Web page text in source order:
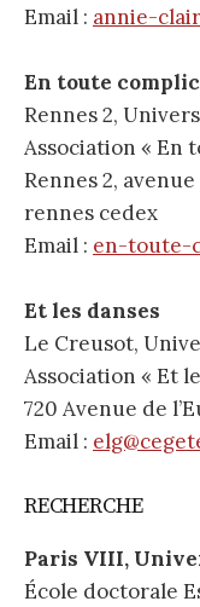
Email : annie-
En toute
Rennes 2,
Association « En
Rennes 2,
rennes cedex
Email : en-toute-
Et les danses
Le Creusot,
Association « Et
720 Avenue de
Email :
RECHERCHE
Paris VIII,
École doctorale